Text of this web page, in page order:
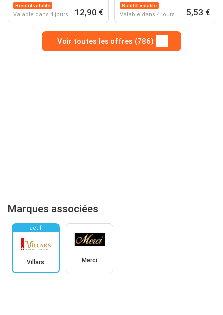
Bientôt valable
Valable dans 4 jours 12,90 €
Bientôt valable
Valable dans 4 jours 5,53 €
Voir toutes les offres (786)
Marques associées
actif
Villars Merci